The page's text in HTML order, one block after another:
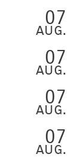
07
aug.
07
aug.
07
aug.
07
aug.